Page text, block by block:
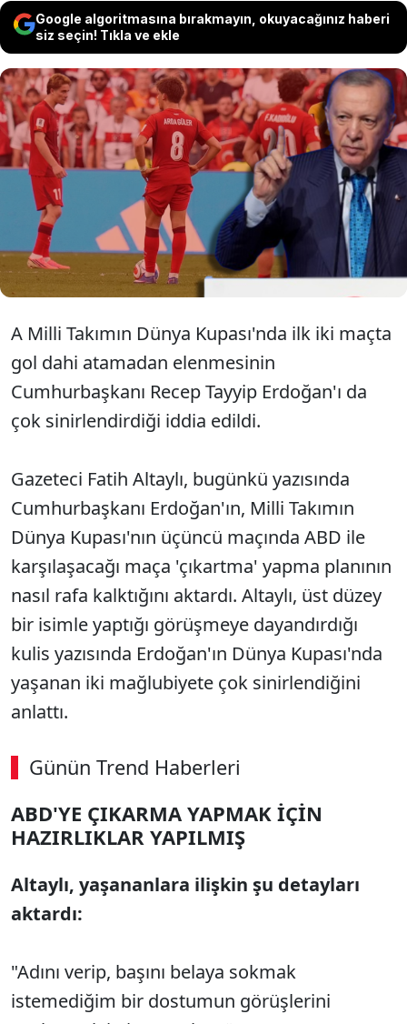
Google algoritmasına bırakmayın, okuyacağınız haberi
siz seçin! Tıkla ve ekle
Gazeteci Fatih Altaylı, Milli Takımın Dünya
Kupası'nda aldığı iki mağlubiyetin Cumhurbaşkanı
Erdoğan'ı çok kızdırdığını anlattı. Erdoğan'a yakın
üst düzey bir isimle yaptığı görüşmenin detaylarını
paylaşan Altaylı, ABD-Türkiye maçı için Erdoğan'ın
beraberindeki iş insanları ve siyasilerle Los
Angeles'a çıkarma yapmayı planladığını ancak iki
mağlubiyetin hazırlıkları boşa çıkardığını aktardı.
A Milli Takımın Dünya Kupası'nda ilk iki maçta
gol dahi atamadan elenmesinin
Cumhurbaşkanı Recep Tayyip Erdoğan'ı da
çok sinirlendirdiği iddia edildi.
Gazeteci Fatih Altaylı, bugünkü yazısında
Cumhurbaşkanı Erdoğan'ın, Milli Takımın
Dünya Kupası'nın üçüncü maçında ABD ile
karşılaşacağı maça 'çıkartma' yapma planının
nasıl rafa kalktığını aktardı. Altaylı, üst düzey
bir isimle yaptığı görüşmeye dayandırdığı
kulis yazısında Erdoğan'ın Dünya Kupası'nda
yaşanan iki mağlubiyete çok sinirlendiğini
anlattı.
Günün Trend Haberleri
ABD'YE ÇIKARMA YAPMAK İÇİN
HAZIRLIKLAR YAPILMIŞ
Altaylı, yaşananlara ilişkin şu detayları
aktardı:
"Adını verip, başını belaya sokmak
istemediğim bir dostumun görüşlerini